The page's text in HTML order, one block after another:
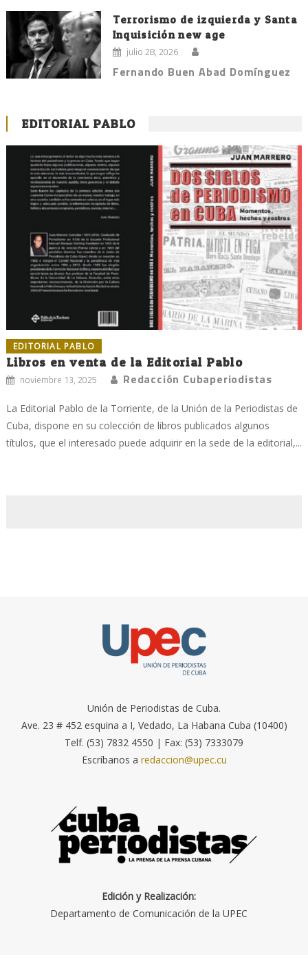
Terrorismo de izquierda y Santa
Inquisición new age
julio 28, 2026
Fernando Buen Abad Domínguez
EDITORIAL PABLO
EDITORIAL PABLO
Libros en venta de la Editorial Pablo
noviembre 13, 2025 Redacción Cubaperiodistas
La Editorial Pablo de la Torriente, de la Unión de la Periodistas de
Cuba, dispone en su colección de libros publicados algunos
títulos, que el interesado puede adquirir en la sede de la editorial,...
Unión de Periodistas de Cuba.
Ave. 23 # 452 esquina a I, Vedado, La Habana Cuba (10400)
Telf. (53) 7832 4550 | Fax: (53) 7333079
Escríbanos a redaccion@upec.cu
Edición y Realización:
Departamento de Comunicación de la UPEC